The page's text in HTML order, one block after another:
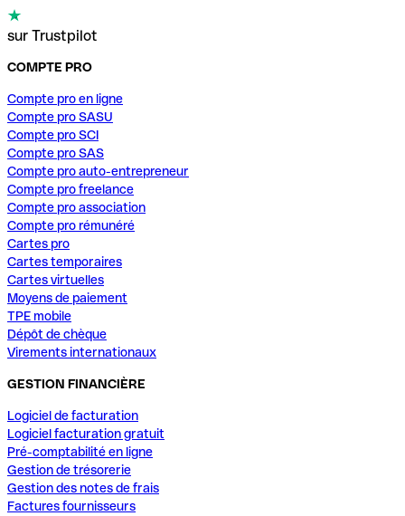
sur Trustpilot
COMPTE PRO
Compte pro en ligne
Compte pro SASU
Compte pro SCI
Compte pro SAS
Compte pro auto-entrepreneur
Compte pro freelance
Compte pro association
Compte pro rémunéré
Cartes pro
Cartes temporaires
Cartes virtuelles
Moyens de paiement
TPE mobile
Dépôt de chèque
Virements internationaux
GESTION FINANCIÈRE
Logiciel de facturation
Logiciel facturation gratuit
Pré-comptabilité en ligne
Gestion de trésorerie
Gestion des notes de frais
Factures fournisseurs